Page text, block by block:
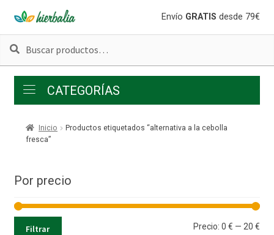
Ir
a
la
navegación
Ir
al
contenido
Envío GRATIS desde 79€
Buscar
Buscar
CATEGORÍAS
Inicio
Productos etiquetados “alternativa a la cebolla
fresca”
Por precio
Filtrar Precio:0 € — 20 €